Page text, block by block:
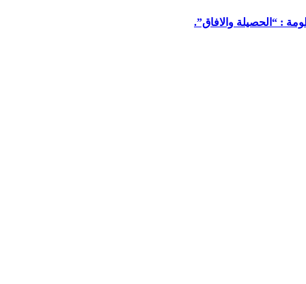
: “الحصيلة والافاق”.